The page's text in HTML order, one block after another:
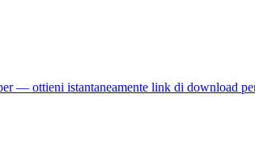
— ottieni istantaneamente link di download